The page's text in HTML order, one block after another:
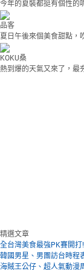
今年的夏裝都挺有個性的
品客
夏日午後來個美食甜點，
KOKU桑
熱到爆的天氣又來了，最
精選文章
全台灣美食最強PK賽開打!
韓國男星、男團訪台時程
海賊王公仔、超人氣動漫